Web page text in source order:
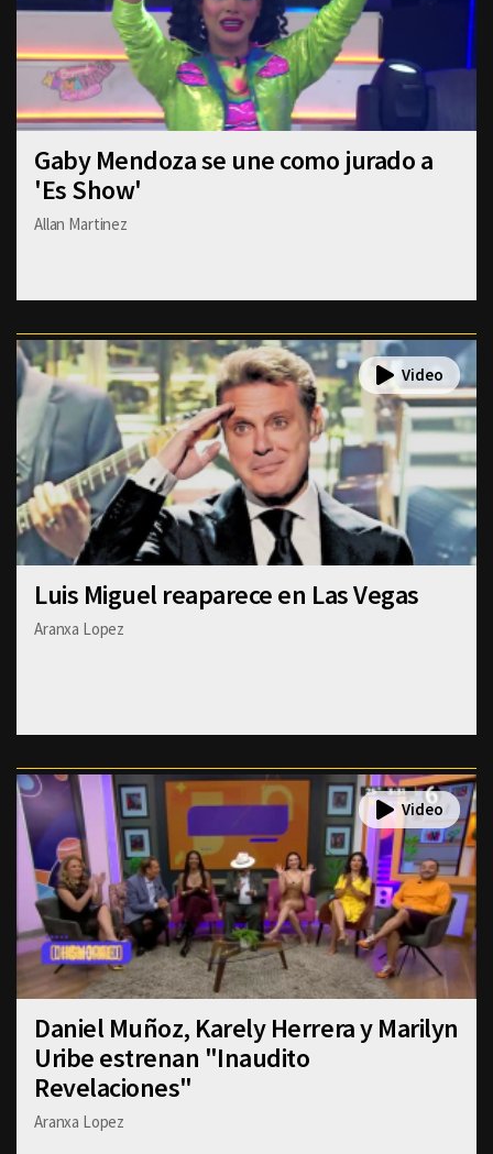
Gaby Mendoza se une como jurado a
'Es Show'
Allan Martinez
Luis Miguel reaparece en Las Vegas
Aranxa Lopez
Daniel Muñoz, Karely Herrera y Marilyn
Uribe estrenan "Inaudito
Revelaciones"
Aranxa Lopez